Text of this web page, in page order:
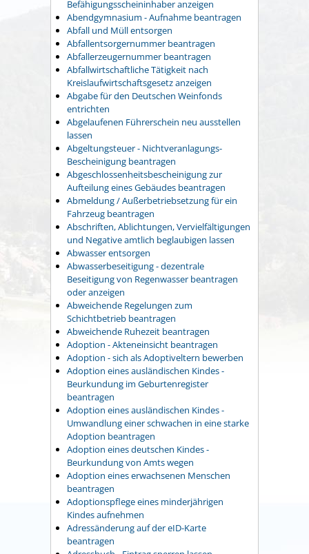
Befähigungsscheininhaber anzeigen
Abendgymnasium - Aufnahme beantragen
Abfall und Müll entsorgen
Abfallentsorgernummer beantragen
Abfallerzeugernummer beantragen
Abfallwirtschaftliche Tätigkeit nach
Kreislaufwirtschaftsgesetz anzeigen
Abgabe für den Deutschen Weinfonds
entrichten
Abgelaufenen Führerschein neu ausstellen
lassen
Abgeltungsteuer - Nichtveranlagungs-
Bescheinigung beantragen
Abgeschlossenheitsbescheinigung zur
Aufteilung eines Gebäudes beantragen
Abmeldung / Außerbetriebsetzung für ein
Fahrzeug beantragen
Abschriften, Ablichtungen, Vervielfältigungen
und Negative amtlich beglaubigen lassen
Abwasser entsorgen
Abwasserbeseitigung - dezentrale
Beseitigung von Regenwasser beantragen
oder anzeigen
Abweichende Regelungen zum
Schichtbetrieb beantragen
Abweichende Ruhezeit beantragen
Adoption - Akteneinsicht beantragen
Adoption - sich als Adoptiveltern bewerben
Adoption eines ausländischen Kindes -
Beurkundung im Geburtenregister
beantragen
Adoption eines ausländischen Kindes -
Umwandlung einer schwachen in eine starke
Adoption beantragen
Adoption eines deutschen Kindes -
Beurkundung von Amts wegen
Adoption eines erwachsenen Menschen
beantragen
Adoptionspflege eines minderjährigen
Kindes aufnehmen
Adressänderung auf der eID-Karte
beantragen